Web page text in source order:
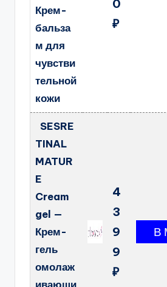
Крем-
бальза
м для
чувстви
тельной
кожи
0
₽
SESRE
TINAL
MATUR
E
Cream
gel —
Крем-
гель
омолаж
4
3
9
9
₽